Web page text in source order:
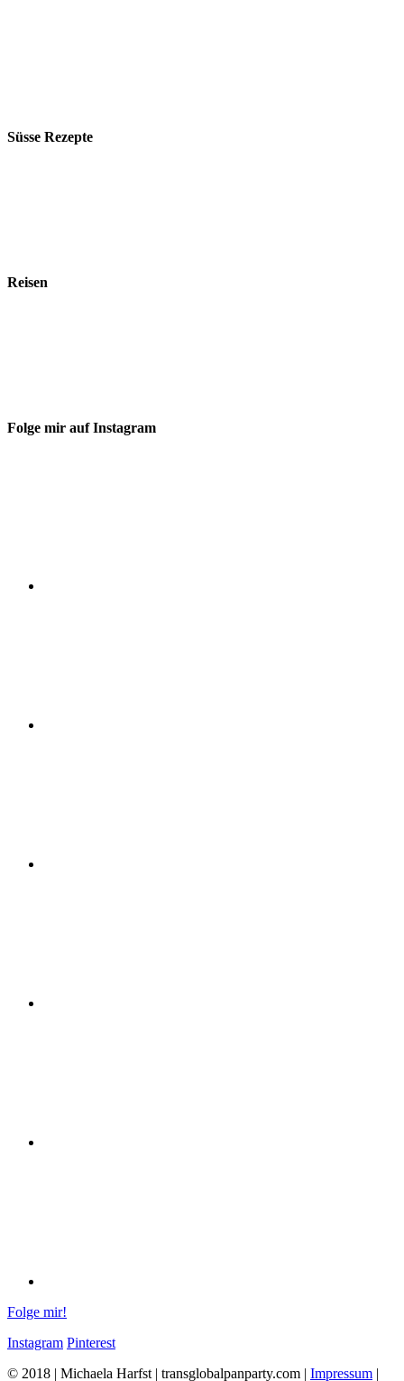
Süsse Rezepte
Reisen
Folge mir auf Instagram
Folge mir!
Instagram Pinterest
© 2018 | Michaela Harfst | transglobalpanparty.com | Impressum |